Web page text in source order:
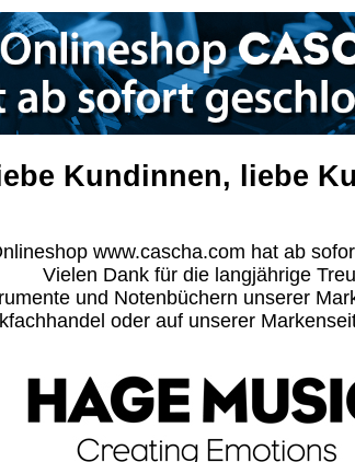
Kundinnen, liebe
www.cascha.com hat ab
Vielen Dank für die langjährige
und Notenbüchern unserer
oder auf unserer